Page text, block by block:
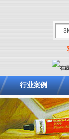
行业案例